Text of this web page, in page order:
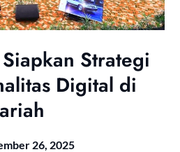
Strategi
Digital di
26, 2025